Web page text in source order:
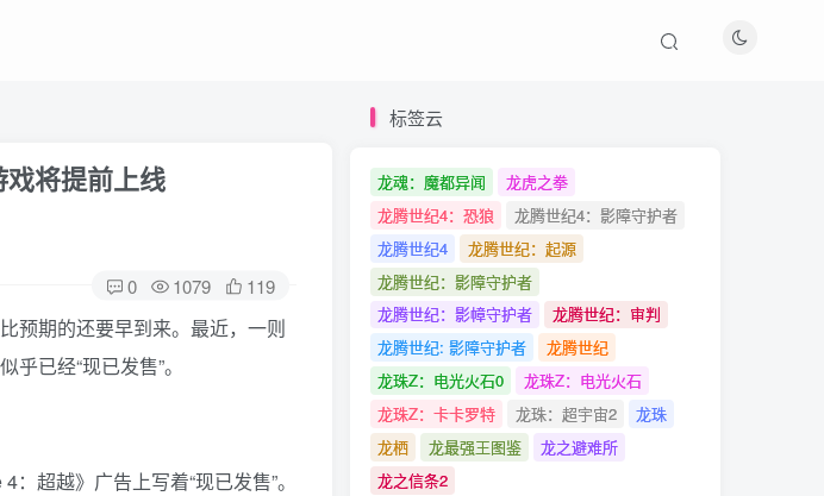
戏将提前上线
0 1079 119
预期的还要早到来。最近，一则
已经“现已发售”。
超越》广告上写着“现已发售”。
标签云
龙魂：魔都异闻
龙虎之拳
龙腾世纪4：恐狼
龙腾世纪4：影障守护者
龙腾世纪4
龙腾世纪：起源
龙腾世纪：影障守护者
龙腾世纪：影幛守护者
龙腾世纪：审判
龙腾世纪: 影障守护者
龙腾世纪
龙珠Z：电光火石0
龙珠Z：电光火石
龙珠Z：卡卡罗特
龙珠：超宇宙2
龙珠
龙栖
龙最强王图鉴
龙之避难所
龙之信条2
标签云
龙魂：魔都异闻
龙虎之拳
龙腾世纪4：恐狼
龙腾世纪4：影障守护者
龙腾世纪4
龙腾世纪：起源
龙腾世纪：影障守护者
龙腾世纪：影幛守护者
龙腾世纪：审判
龙腾世纪: 影障守护者
龙腾世纪
龙珠Z：电光火石0
龙珠Z：电光火石
龙珠Z：卡卡罗特
龙珠：超宇宙2
龙珠
龙栖
龙最强王图鉴
龙之避难所
龙之信条2